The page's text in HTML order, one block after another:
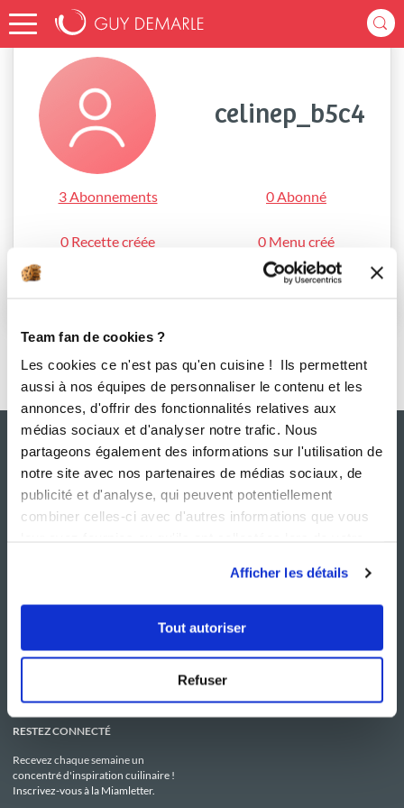
Team fan de cookies ?
Les cookies ce n'est pas qu'en cuisine ! Ils permettent
aussi à nos équipes de personnaliser le contenu et les
annonces, d'offrir des fonctionnalités relatives aux
médias sociaux et d'analyser notre trafic. Nous
partageons également des informations sur l'utilisation de
notre site avec nos partenaires de médias sociaux, de
publicité et d'analyse, qui peuvent potentiellement
combiner celles-ci avec d'autres informations que vous
Afficher les détails
Tout autoriser
Refuser
Accueil celinep_b5c4
celinep_b5c4
3 Abonnements 0 Abonné
0 Recette créée 0 Menu créé
Le Mag'
Boutique
C.G.U
Politique de confidentialité
Utilisation des Cookies
RESTEZ CONNECTÉ
Recevez chaque semaine un
concentré d'inspiration cuilinaire !
Inscrivez-vous à la Miamletter.